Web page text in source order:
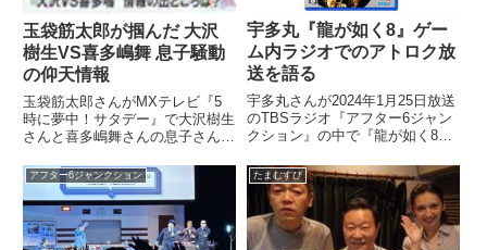
玉袋筋太郎が掴んだ 大沢
樹生VS喜多嶋舞 息子騒動
の仰天情報
玉袋筋太郎さんがMXテレビ『5
時に夢中！サタデー』で大沢樹生
さんと喜多嶋舞さんの息子さんの
を話していました。（町亞聖）続
いて第七位です。夕刊フジ。『大
沢VS喜多嶋 情報の出どころ
は？』（内藤聡子）父親と長男は
血...
宇多丸『龍が如く8』ゲー
ム内ラジオでのアトロク放
送を語る
宇多丸さんが2024年1月25日放送
のTBSラジオ『アフター6ジャン
クション』の中で『龍が如く8』
トロク2が登場することについて
トーク。実際の『龍が如く8』世
界の内容を織り込んだ画期的なラ
ジオ放送について話していまし
た。
アフター6ジャンクション たまむすび